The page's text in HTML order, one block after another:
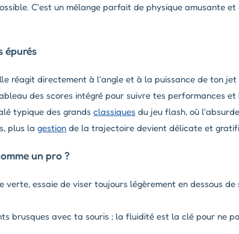
C'est un mélange parfait de physique amusante
épurés
réagit directement à l'angle et à la puissance de ton
des scores intégré pour suivre tes performances
typique des grands classiques du jeu flash, où
plus la gestion de la trajectoire devient délicate et
un pro ?
verte, essaie de viser toujours légèrement en dessous
brusques avec ta souris ; la fluidité est la clé pour ne